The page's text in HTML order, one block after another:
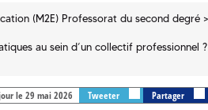
(M2E) Professorat du second degré
au sein d’un collectif professionnel ?
le 29 mai 2026 Tweeter Partager